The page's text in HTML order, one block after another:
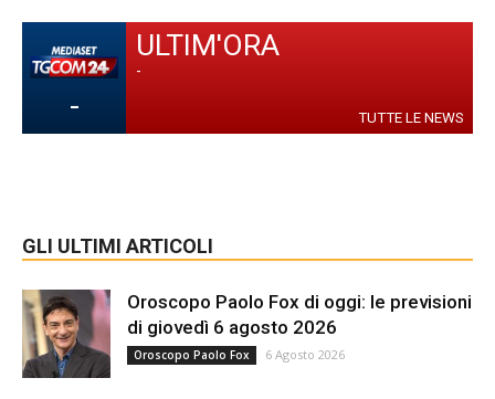
-
ULTIM'ORA
-
TUTTE LE NEWS
GLI ULTIMI ARTICOLI
Oroscopo Paolo Fox di oggi: le previsioni
di giovedì 6 agosto 2026
Oroscopo Paolo Fox 6 Agosto 2026